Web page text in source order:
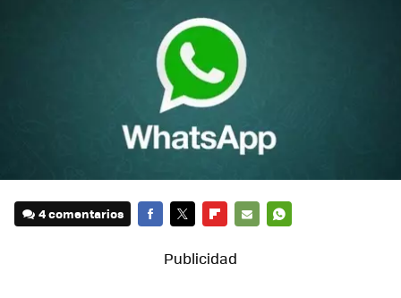
4 comentarios
MAIL